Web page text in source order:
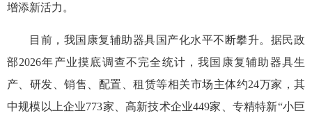
增添新活力。
目前，我国康复辅助器具国产化水平不断攀升。据民政
部2026年产业摸底调查不完全统计，我国康复辅助器具生
产、研发、销售、配置、租赁等相关市场主体约24万家，其
中规模以上企业773家、高新技术企业449家、专精特新“小巨